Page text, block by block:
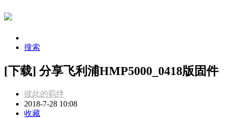
搜索
[下载] 分享飞利浦HMP5000_0418版固件
彼此的羁绊
2018-7-28 10:08
收藏